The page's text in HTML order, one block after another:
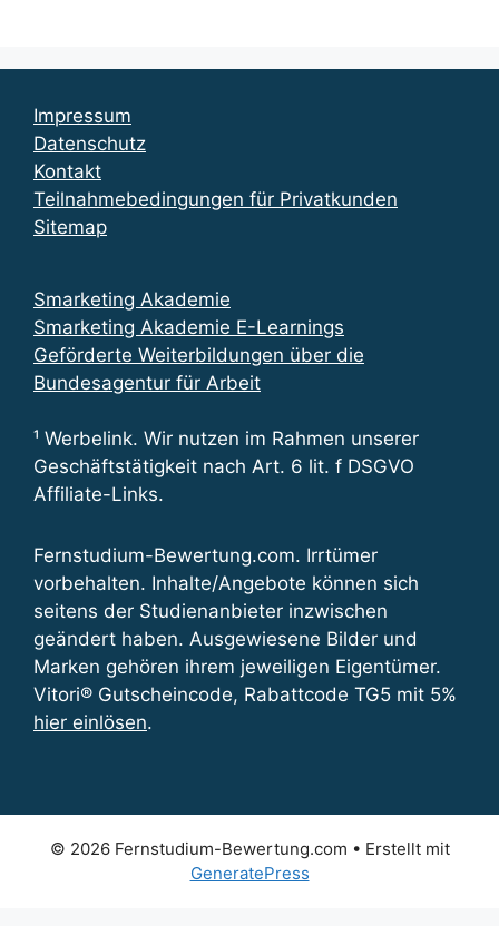
Impressum
Datenschutz
Kontakt
Teilnahmebedingungen für Privatkunden
Sitemap
Smarketing Akademie
Smarketing Akademie E-Learnings
Geförderte Weiterbildungen über die
Bundesagentur für Arbeit
¹ Werbelink. Wir nutzen im Rahmen unserer
Geschäftstätigkeit nach Art. 6 lit. f DSGVO
Affiliate-Links.
Fernstudium-Bewertung.com. Irrtümer
vorbehalten. Inhalte/Angebote können sich
seitens der Studienanbieter inzwischen
geändert haben. Ausgewiesene Bilder und
Marken gehören ihrem jeweiligen Eigentümer.
Vitori® Gutscheincode, Rabattcode TG5 mit 5%
hier einlösen.
© 2026 Fernstudium-Bewertung.com • Erstellt mit
GeneratePress